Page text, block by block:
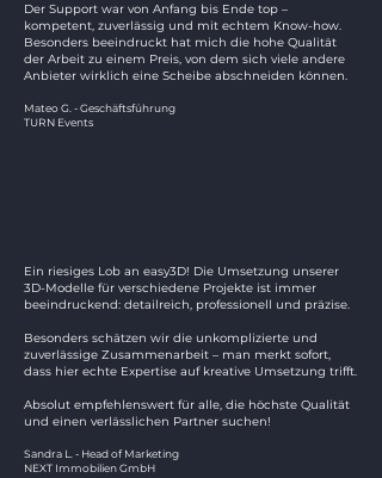
Der Support war von Anfang bis Ende top –
kompetent, zuverlässig und mit echtem Know-how.
Besonders beeindruckt hat mich die hohe Qualität
der Arbeit zu einem Preis, von dem sich viele andere
Anbieter wirklich eine Scheibe abschneiden können.
Mateo G. - Geschäftsführung
TURN Events
Ein riesiges Lob an easy3D! Die Umsetzung unserer
3D-Modelle für verschiedene Projekte ist immer
beeindruckend: detailreich, professionell und präzise.
Besonders schätzen wir die unkomplizierte und
zuverlässige Zusammenarbeit – man merkt sofort,
dass hier echte Expertise auf kreative Umsetzung trifft.
Absolut empfehlenswert für alle, die höchste Qualität
und einen verlässlichen Partner suchen!
Sandra L. - Head of Marketing
NEXT Immobilien GmbH